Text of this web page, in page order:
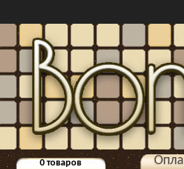
0товаров